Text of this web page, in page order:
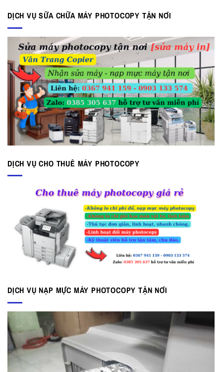
17.000.000 ₫.là:
15.000.000 ₫.
DỊCH VỤ SỮA CHỮA MÁY PHOTOCOPY TẬN NƠI
DỊCH VỤ CHO THUÊ MÁY PHOTOCOPY
DỊCH VỤ NẠP MỰC MÁY PHOTOCOPY TẬN NƠI